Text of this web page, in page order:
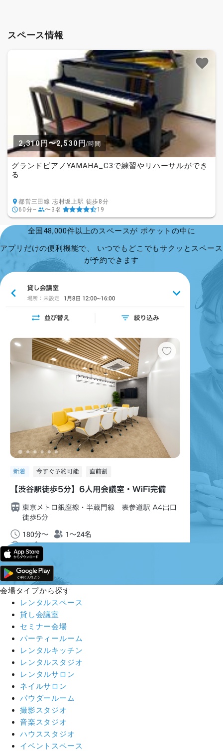
スペース情報
2,310円〜2,530円/時間
グランドピアノYAMAHA_C3で練習やリハーサルができ
る
都営三田線 志村坂上駅 徒歩8分
60分~
〜3名 19
全国48,000件以上のスペースが ポケットの中に
アプリだけの便利機能で、 いつでもどこでもサクッとスペース
が予約できます
会場タイプから探す
レンタルスペース
貸し会議室
セミナー会場
パーティールーム
レンタルキッチン
レンタルスタジオ
レンタルサロン
ネイルサロン
パウダールーム
撮影スタジオ
音楽スタジオ
ハウススタジオ
イベントスペース